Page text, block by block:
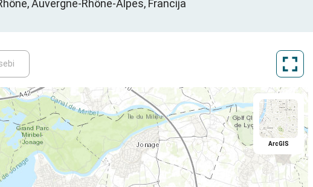
Auvergne-Rhône-Alpes, Francija
ArcGIS